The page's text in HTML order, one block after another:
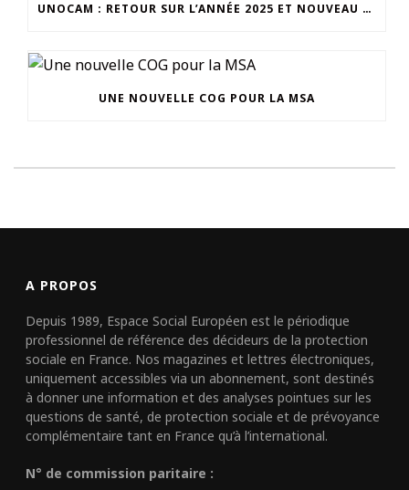
UNOCAM : RETOUR SUR L’ANNÉE 2025 ET NOUVEAU SECRÉTAIRE GÉNÉRAL
UNE NOUVELLE COG POUR LA MSA
A PROPOS
Depuis 1989, Espace Social Européen est le périodique
professionnel de référence des décideurs de la protection
sociale en France. Nos magazines et lettres électroniques,
uniquement accessibles via un abonnement, sont destinés
à donner une information et des analyses pointues sur les
questions de santé, de protection sociale et de prévoyance
complémentaire tant en France qu’à l’international.
N° de commission paritaire :